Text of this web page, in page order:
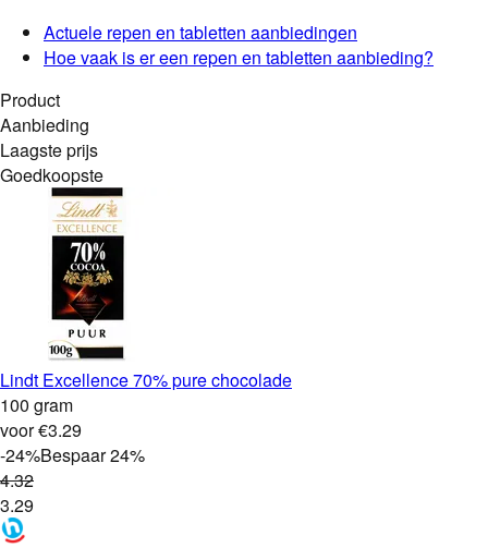
Actuele repen en tabletten aanbiedingen
Hoe vaak is er een repen en tabletten aanbieding?
Product
Aanbieding
Laagste prijs
Goedkoopste
Lindt Excellence 70% pure chocolade
100 gram
voor €3.29
-24%Bespaar24%
4.32
3.29